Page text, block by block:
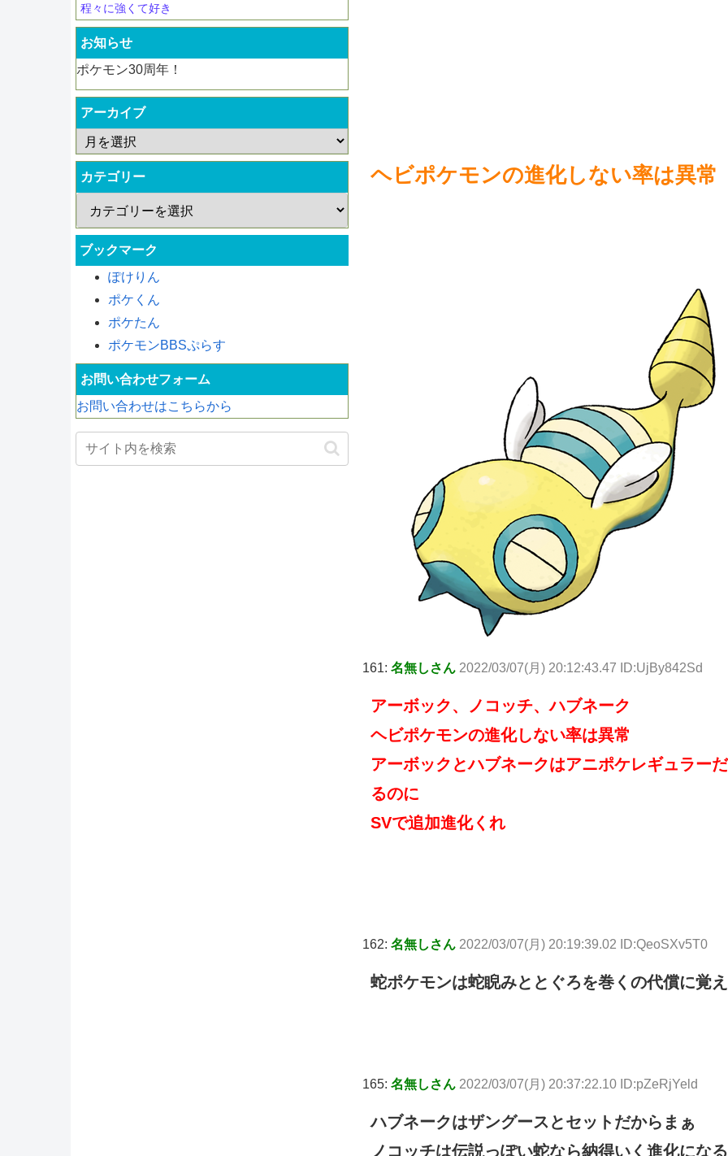
ヘビポケモンの進化しない率は異常
161: 名無しさん 2022/03/07(月) 20:12:43.47 ID:UjBy842Sd
アーボック、ノコッチ、ハブネーク
ヘビポケモンの進化しない率は異常
アーボックとハブネークはアニポケレギュラー
るのに
SVで追加進化くれ
162: 名無しさん 2022/03/07(月) 20:19:39.02 ID:QeoSXv5T0
蛇ポケモンは蛇睨みととぐろを巻くの代償に覚
165: 名無しさん 2022/03/07(月) 20:37:22.10 ID:pZeRjYeld
ハブネークはザングースとセットだからまぁ
ノコッチは伝説っぽい蛇なら納得いく進化にな
程々に強くて好き
お知らせ
ポケモン30周年！
アーカイブ
カテゴリー
ブックマーク
ぽけりん
ポケくん
ポケたん
ポケモンBBSぷらす
お問い合わせフォーム
お問い合わせはこちらから